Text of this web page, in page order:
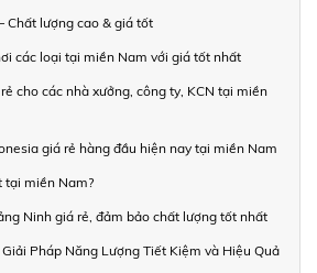
Chất lượng cao & giá tốt
các loại tại miền Nam với giá tốt nhất
cho các nhà xưởng, công ty, KCN tại miền
giá rẻ hàng đầu hiện nay tại miền Nam
tại miền Nam?
Ninh giá rẻ, đảm bảo chất lượng tốt nhất
Pháp Năng Lượng Tiết Kiệm và Hiệu Quả